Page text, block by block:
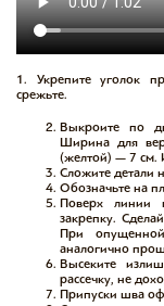
‌1. Укрепите уголок
срежьте.
Выкроите по
Ширина для
(желтой) — 7 см.
Сложите детали
Обозначьте на
Поверх линии
закрепку.
При
аналогично
Высеките
рассечку, не
Припуски шва